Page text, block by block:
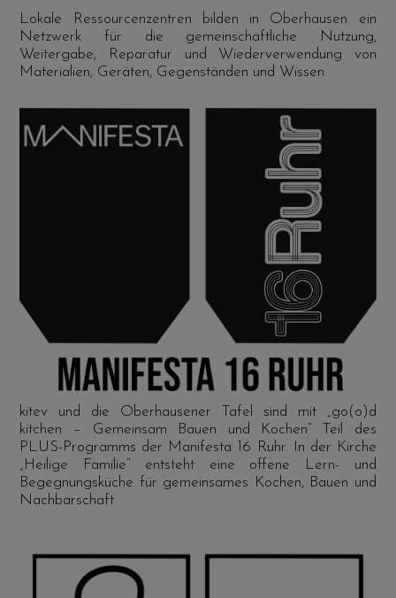
Lokale Ressourcenzentren bilden in Oberhausen ein
Netzwerk für die gemeinschaftliche Nutzung,
Weitergabe, Reparatur und Wiederverwendung von
Materialien, Geräten, Gegenständen und Wissen.
kitev und die Oberhausener Tafel sind mit „go(o)d
kitchen – Gemeinsam Bauen und Kochen“ Teil des
PLUS-Programms der Manifesta 16 Ruhr. In der Kirche
„Heilige Familie“ entsteht eine offene Lern- und
Begegnungsküche für gemeinsames Kochen, Bauen und
Nachbarschaft.